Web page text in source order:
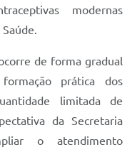
modernas
de forma gradual
prática dos
limitada de
da Secretaria
o atendimento